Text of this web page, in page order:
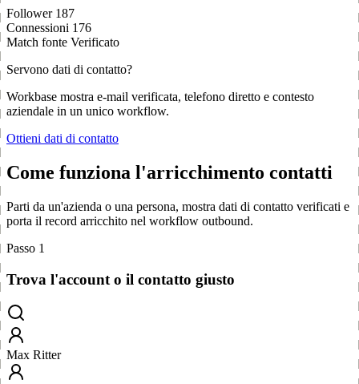
Follower 187
Connessioni 176
Match fonte Verificato
Servono dati di contatto?
Workbase mostra e-mail verificata, telefono diretto e contesto
aziendale in un unico workflow.
Ottieni dati di contatto
Come funziona l'arricchimento contatti
Parti da un'azienda o una persona, mostra dati di contatto verificati e
porta il record arricchito nel workflow outbound.
Passo 1
Trova l'account o il contatto giusto
Max Ritter